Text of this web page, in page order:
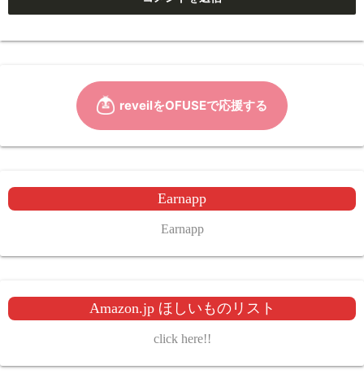
Earnapp
Earnapp
Amazon.jp ほしいものリスト
click here!!